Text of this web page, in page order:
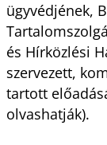
ügyvédjének,
és Hírközlési
szervezett,
tartott
olvashatják).